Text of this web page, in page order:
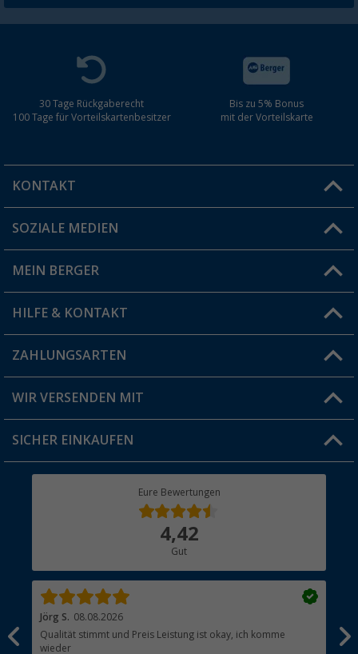
30 Tage Rückgaberecht
100 Tage für Vorteilskartenbesitzer
Bis zu 5% Bonus
mit der Vorteilskarte
KONTAKT
Du hast eine Frage?
Filiale finden
SOZIALE MEDIEN
MEIN BERGER
Vorteilskarte
Blog
Jobs & Karriere
HILFE & KONTAKT
FAQ & Kontakt
Versandinformationen
Rücksendung
ZAHLUNGSARTEN
WIR VERSENDEN MIT
SICHER EINKAUFEN
Eure Bewertungen
4,42
Gut
Jörg S. 08.08.2026
Qualität stimmt und Preis Leistung ist okay, ich komme
wieder